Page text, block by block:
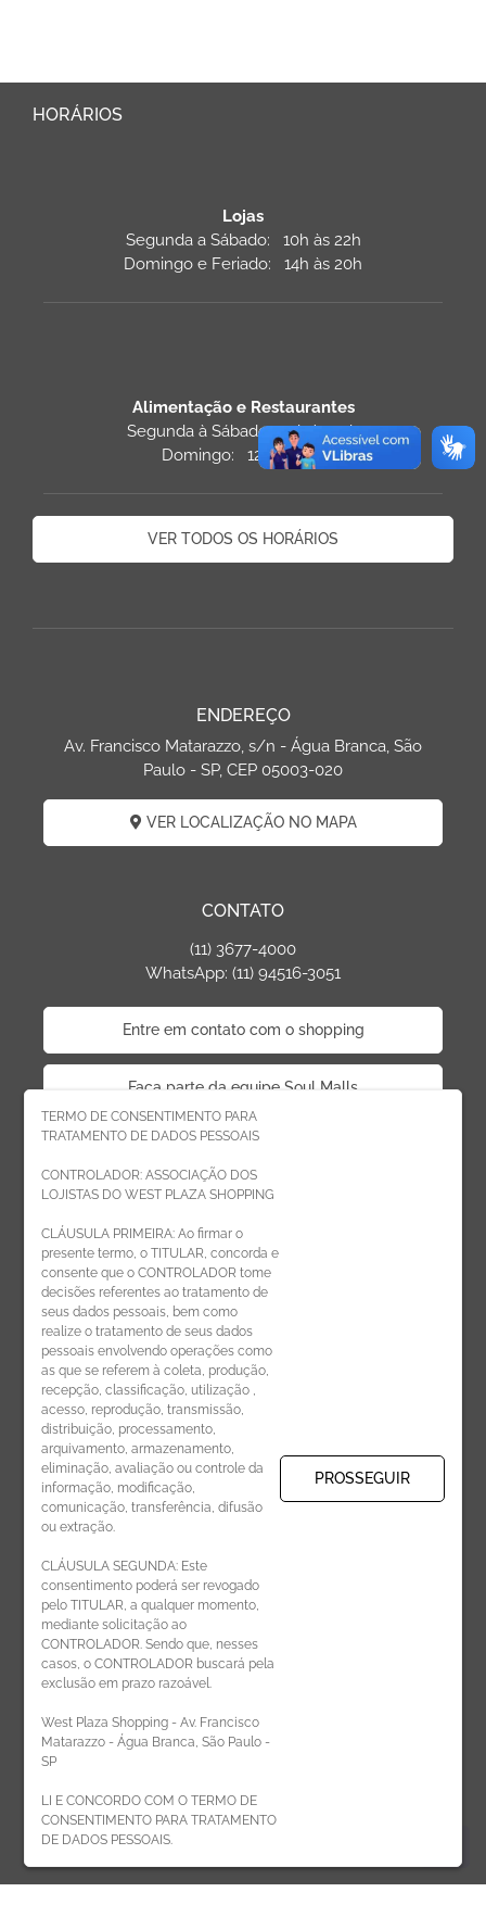
TERMO DE CONSENTIMENTO PARA
TRATAMENTO DE DADOS PESSOAIS
CONTROLADOR: ASSOCIAÇÃO DOS
LOJISTAS DO WEST PLAZA SHOPPING
CLÁUSULA PRIMEIRA: Ao firmar o
presente termo, o TITULAR, concorda e
consente que o CONTROLADOR tome
decisões referentes ao tratamento de
seus dados pessoais, bem como
realize o tratamento de seus dados
pessoais envolvendo operações como
as que se referem à coleta, produção,
recepção, classificação, utilização ,
acesso, reprodução, transmissão,
distribuição, processamento,
arquivamento, armazenamento,
eliminação, avaliação ou controle da
informação, modificação,
comunicação, transferência, difusão
ou extração.
CLÁUSULA SEGUNDA: Este
consentimento poderá ser revogado
pelo TITULAR, a qualquer momento,
mediante solicitação ao
CONTROLADOR. Sendo que, nesses
casos, o CONTROLADOR buscará pela
exclusão em prazo razoável.
West Plaza Shopping - Av. Francisco
Matarazzo - Água Branca, São Paulo -
SP
LI E CONCORDO COM O TERMO DE
CONSENTIMENTO PARA TRATAMENTO
DE DADOS PESSOAIS.
PROSSEGUIR
HORÁRIOS
Lojas
Segunda a Sábado: 10h às 22h
Domingo e Feriado: 14h às 20h
Alimentação e Restaurantes
Segunda à Sábado: 11h às 22h
Domingo: 12h às 22h
VER TODOS OS HORÁRIOS
ENDEREÇO
Av. Francisco Matarazzo, s/n - Água Branca, São
Paulo - SP, CEP 05003-020
VER LOCALIZAÇÃO NO MAPA
CONTATO
(11) 3677-4000
WhatsApp: (11) 94516-3051
Entre em contato com o shopping
Faça parte da equipe Soul Malls
Faça parte da equipe West Plaza
Politica de privacidade
Código de Ética de Parceiros
CADASTRE-SE
Receba novidades por e-mail:
CADASTRAR